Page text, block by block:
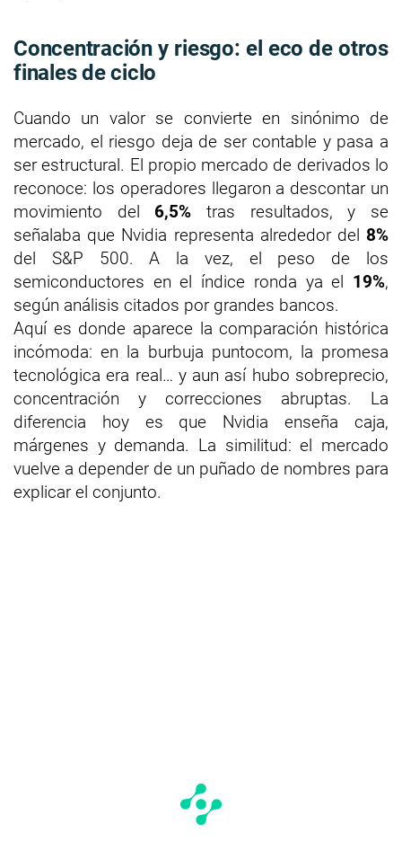
Concentración y riesgo: el eco de otros
finales de ciclo
Cuando un valor se convierte en sinónimo de
mercado, el riesgo deja de ser contable y pasa a
ser estructural. El propio mercado de derivados lo
reconoce: los operadores llegaron a descontar un
movimiento del 6,5% tras resultados, y se
señalaba que Nvidia representa alrededor del 8%
del S&P 500. A la vez, el peso de los
semiconductores en el índice ronda ya el 19%,
según análisis citados por grandes bancos.
Aquí es donde aparece la comparación histórica
incómoda: en la burbuja puntocom, la promesa
tecnológica era real… y aun así hubo sobreprecio,
concentración y correcciones abruptas. La
diferencia hoy es que Nvidia enseña caja,
márgenes y demanda. La similitud: el mercado
vuelve a depender de un puñado de nombres para
explicar el conjunto.